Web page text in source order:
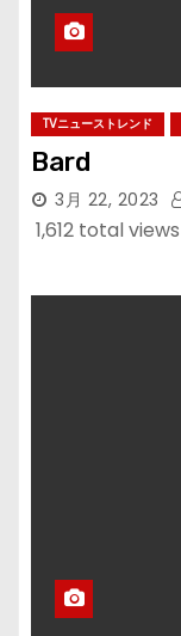
TVニューストレンド
Bard
3月 22, 2023
1,612 total views